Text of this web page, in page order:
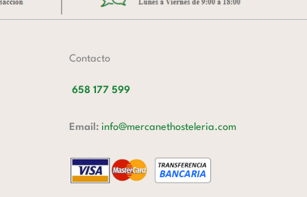
Contacto
658 177 599
Email: info@mercanethosteleria.com